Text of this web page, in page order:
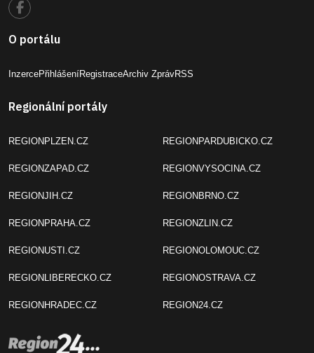
O portálu
InzercePřihlášeníRegistraceArchiv ZprávRSS
Regionální portály
REGIONPLZEN.CZ
REGIONZAPAD.CZ
REGIONJIH.CZ
REGIONPRAHA.CZ
REGIONUSTI.CZ
REGIONLIBERECKO.CZ
REGIONHRADEC.CZ
REGIONPARDUBICKO.CZ
REGIONVYSOCINA.CZ
REGIONBRNO.CZ
REGIONZLIN.CZ
REGIONOLOMOUC.CZ
REGIONOSTRAVA.CZ
REGION24.CZ